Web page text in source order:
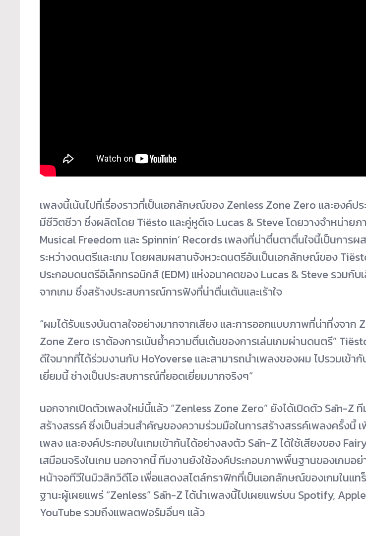
เพลงนี้เน้นไปที่เรื่องราวที่เป็นเอกลักษณ์ของ Zenless Zone Zero และองค์ปร
มีชีวิตชีวา ซึ่งผลิตโดย Tiësto และคู่หูดีเจ Lucas & Steve โดยวางจำหน่ายภ
Musical Freedom และ Spinnin’ Records เพลงที่น่าตื่นตาตื่นใจนี้เป็นการ
ระหว่างดนตรีและเกม โดยผสมผสานจังหวะดนตรีอันเป็นเอกลักษณ์ของ
ประกอบดนตรีอิเล็กทรอนิกส์ (EDM) แห่งอนาคตของ Lucas & Steve รวมกับ
จากเกม ซึ่งสร้างประสบการณ์การฟังที่น่าตื่นเต้นและเร้าใจ
“ผมได้รับแรงบันดาลใจอย่างมากจากเสียง และการออกแบบภาพที่น่าทึ่งจาก
Zone Zero เราต้องการเน้นย้ำความตื่นเต้นของการเล่นเกมผ่านดนตรี”
ดีใจมากที่ได้ร่วมงานกับ HoYoverse และสามารถนำเพลงของผม ไปรวมเข้า
เยี่ยมนี้ ช่างเป็นประสบการณ์ที่ยอดเยี่ยมมากจริงๆ”
นอกจากเปิดตัวเพลงใหม่นี้แล้ว “Zenless Zone Zero” ยังได้เปิดตัว Sān-Z
สร้างสรรค์ ซึ่งเป็นส่วนสำคัญของความร่วมมือในการสร้างสรรค์เพลงครั้งนี้ เ
เพลง และองค์ประกอบในเกมเข้ากันได้อย่างลงตัว Sān-Z ได้ใช้เสียงของ
เสมือนจริงในเกม นอกจากนี้ ทีมงานยังใช้องค์ประกอบภาพพื้นฐานของเกมอย่
หน้าจอทีวีในมิวสิกวิดีโอ เพื่อแสดงสไตล์กราฟิกที่เป็นเอกลักษณ์ของเกมในแท
ฐานะผู้เผยแพร่ “Zenless” Sān-Z ได้นำเพลงนี้ไปเผยแพร่บน Spotify,
YouTube รวมถึงแพลตฟอร์มอื่นๆ แล้ว